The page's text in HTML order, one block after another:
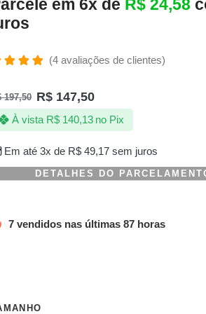
em 6x de R$ 24,58
de 5,
(4avaliações de clientes)
197,50 R$ 147,50
Em até 3x de R$49,17sem juros
À vista R$140,13 no Pix
DETALHES DO
7 vendidos nas últimas 87 horas